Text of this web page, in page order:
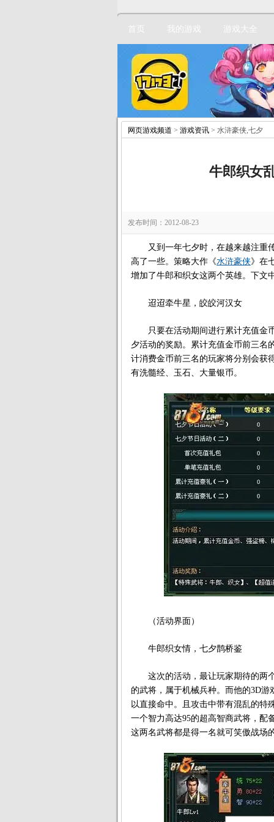
首页 我的游戏 游戏大全
网页游戏频道 > 游戏资讯 > 水浒豪侠,七夕
牛郎织女
发布时间：2012-08-23
又到一年七夕时，在越来越注重传
高了一些。策略大作《水浒豪侠》在
增加了牛郎和织女这两个英雄。下文
迢迢牵牛星，皎皎河汉女
只要在活动期间进行累计充值金币
夕活动的奖励。累计充值金币前三名
计消费金币前三名的玩家将分别会获
有洗髓经、玉石、大量银币。
（活动界面）
牛郎织女情，七夕鹊桥鉴
这次的活动，最让玩家期待的两个
的武将，属于机械兵种。而他的3D
以直接命中。且攻击中带有混乱的特
一个智力高达95的超高智商武将，配
这两名武将都是得一名就可笑傲战场